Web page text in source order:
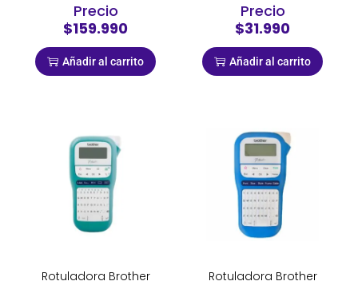
Precio
$159.990
Añadir al carrito
Precio
$31.990
Añadir al carrito
Rotuladora Brother
Rotuladora Brother